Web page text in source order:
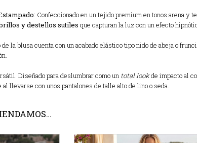
Confeccionado en un tejido premium en tonos arena y
y destellos sutiles que capturan la luz con un efecto
de la blusa cuenta con un acabado elástico tipo nido de abeja o
Diseñado para deslumbrar como un total lookde impacto al
llevarse con unos pantalones de talle alto de lino o seda.